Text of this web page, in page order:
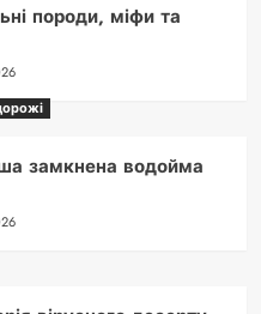
породи, міфи та
замкнена водойма